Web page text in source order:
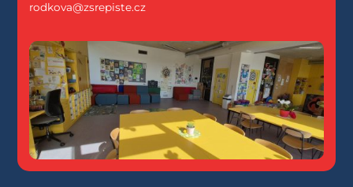
rodkova@zsrepiste.cz